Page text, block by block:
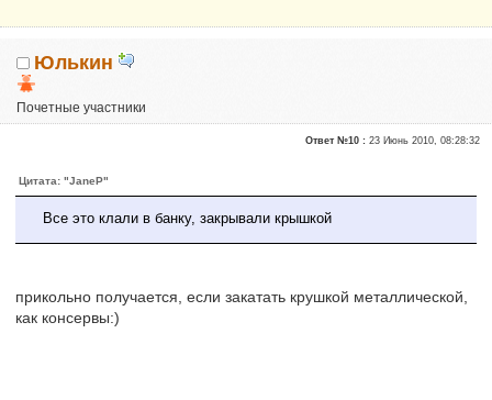
Юлькин
Почетные участники
Ответ №10 :23 Июнь 2010, 08:28:32
Цитата: "JaneP"
Все это клали в банку, закрывали крышкой
прикольно получается, если закатать крушкой металлической,
как консервы:)